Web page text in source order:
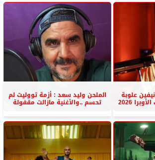
علوبة
2026
الملحن وليد سعد : أزمة تووليت لم
تحسم ..والأغنية مازالت مقفولة